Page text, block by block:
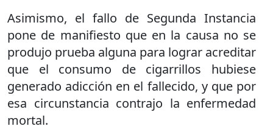
Asimismo, el fallo de Segunda Instancia
pone de manifiesto que en la causa no se
produjo prueba alguna para lograr acreditar
que el consumo de cigarrillos hubiese
generado adicción en el fallecido, y que por
esa circunstancia contrajo la enfermedad
mortal.